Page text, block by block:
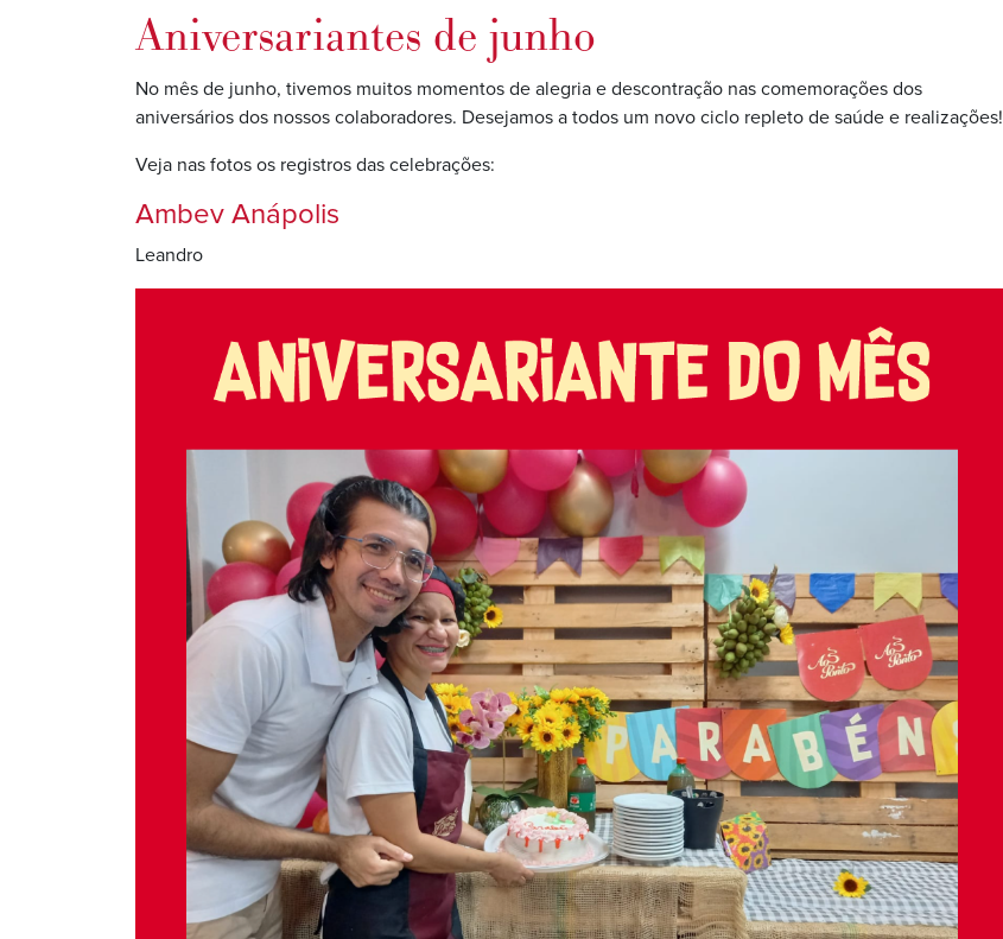
Aniversariantes de junho
No mês de junho, tivemos muitos momentos de alegria e descontração nas comemorações dos
aniversários dos nossos colaboradores. Desejamos a todos um novo ciclo repleto de saúde e realizações!
Veja nas fotos os registros das celebrações:
Ambev Anápolis
Leandro